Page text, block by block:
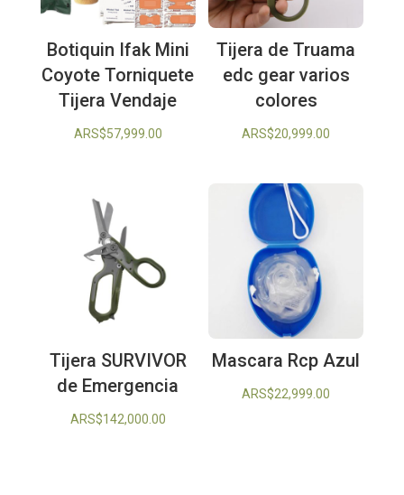
Botiquin Ifak Mini
Coyote Torniquete
Tijera Vendaje
ARS$57,999.00
Tijera de Truama
edc gear varios
colores
ARS$20,999.00
Tijera SURVIVOR
de Emergencia
ARS$142,000.00
Mascara Rcp Azul
ARS$22,999.00